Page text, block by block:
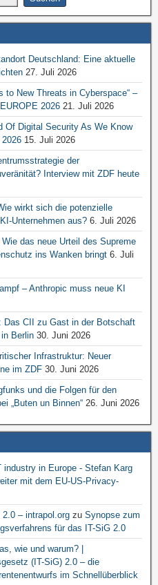
Deutschland: Eine aktuelle
27. Juli 2026
New Threats in Cyberspace“ –
2026 21. Juli 2026
Of Digital Security As We Know
2026 15. Juli 2026
der
Interview mit ZDF heute
wirkt sich die potenzielle
Unternehmen aus? 6. Juli 2026
das neue Urteil des Supreme
ins Wanken bringt 6. Juli
– Anthropic muss neue KI
Das CII zu Gast in der Botschaft
Berlin 30. Juni 2026
Infrastruktur: Neuer
im ZDF 30. Juni 2026
und die Folgen für den
„Buten un Binnen“ 26. Juni 2026
in Europe - Stefan Karg
mit dem EU-US-Privacy-
2.0 – intrapol.org zu Synopse zum
für das IT-SiG 2.0
wie und warum? |
(IT-SiG) 2.0 – die
im Schnellüberblick